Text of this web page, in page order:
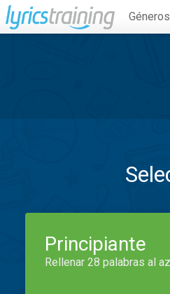
Géneros
Principiante
Rellenar 28 palabras al